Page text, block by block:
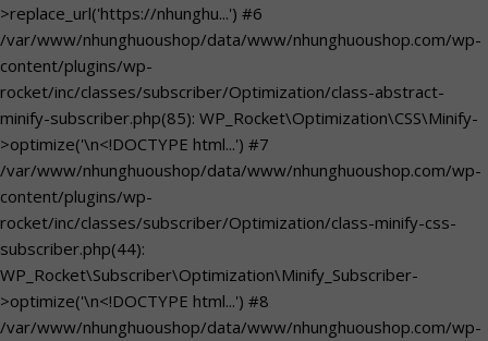
>replace_url('https://nhunghu...') #6
/var/www/nhunghuoushop/data/www/nhunghuoushop.com/wp-
content/plugins/wp-
rocket/inc/classes/subscriber/Optimization/class-abstract-
minify-subscriber.php(85): WP_Rocket\Optimization\CSS\Minify-
>optimize('\n<!DOCTYPE html...') #7
/var/www/nhunghuoushop/data/www/nhunghuoushop.com/wp-
content/plugins/wp-
rocket/inc/classes/subscriber/Optimization/class-minify-css-
subscriber.php(44):
WP_Rocket\Subscriber\Optimization\Minify_Subscriber-
>optimize('\n<!DOCTYPE html...') #8
/var/www/nhunghuoushop/data/www/nhunghuoushop.com/wp-